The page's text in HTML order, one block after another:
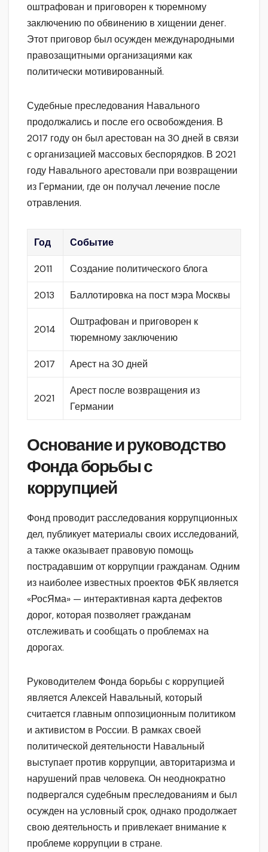
оштрафован и приговорен к тюремному
заключению по обвинению в хищении денег.
Этот приговор был осужден международными
правозащитными организациями как
политически мотивированный.
Судебные преследования Навального
продолжались и после его освобождения. В
2017 году он был арестован на 30 дней в связи
с организацией массовых беспорядков. В 2021
году Навального арестовали при возвращении
из Германии, где он получал лечение после
отравления.
Год Событие
2011 Создание политического блога
2013 Баллотировка на пост мэра Москвы
2014
Оштрафован и приговорен к
тюремному заключению
2017 Арест на 30 дней
2021
Арест после возвращения из
Германии
Основание и руководство
Фонда борьбы с
коррупцией
Фонд проводит расследования коррупционных
дел, публикует материалы своих исследований,
а также оказывает правовую помощь
пострадавшим от коррупции гражданам. Одним
из наиболее известных проектов ФБК является
«РосЯма» — интерактивная карта дефектов
дорог, которая позволяет гражданам
отслеживать и сообщать о проблемах на
дорогах.
Руководителем Фонда борьбы с коррупцией
является Алексей Навальный, который
считается главным оппозиционным политиком
и активистом в России. В рамках своей
политической деятельности Навальный
выступает против коррупции, авторитаризма и
нарушений прав человека. Он неоднократно
подвергался судебным преследованиям и был
осужден на условный срок, однако продолжает
свою деятельность и привлекает внимание к
проблеме коррупции в стране.